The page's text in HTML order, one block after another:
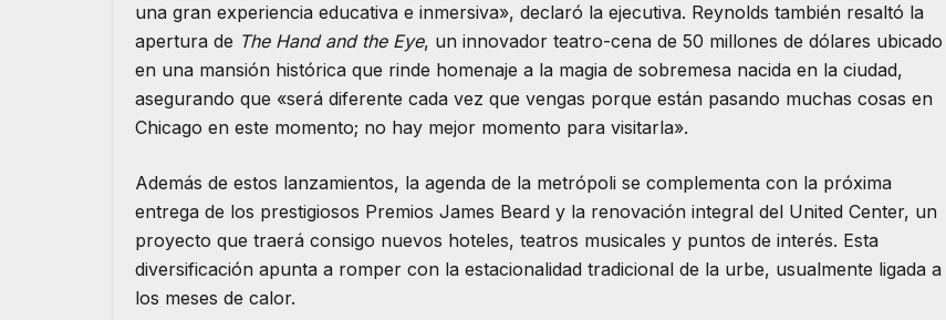
una gran experiencia educativa e inmersiva», declaró la ejecutiva. Reynolds también resaltó la
apertura de The Hand and the Eye, un innovador teatro-cena de 50 millones de dólares ubicado
en una mansión histórica que rinde homenaje a la magia de sobremesa nacida en la ciudad,
asegurando que «será diferente cada vez que vengas porque están pasando muchas cosas en
Chicago en este momento; no hay mejor momento para visitarla».
​Además de estos lanzamientos, la agenda de la metrópoli se complementa con la próxima
entrega de los prestigiosos Premios James Beard y la renovación integral del United Center, un
proyecto que traerá consigo nuevos hoteles, teatros musicales y puntos de interés. Esta
diversificación apunta a romper con la estacionalidad tradicional de la urbe, usualmente ligada a
los meses de calor.